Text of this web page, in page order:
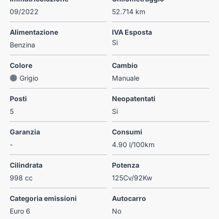
09/2022
52.714 km
Alimentazione
Benzina
IVA Esposta
Si
Colore
Grigio
Cambio
Manuale
Posti
5
Neopatentati
Si
Garanzia
-
Consumi
4.90 l/100km
Cilindrata
998 cc
Potenza
125Cv/92Kw
Categoria emissioni
Euro 6
Autocarro
No